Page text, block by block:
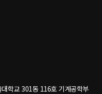
학교 301동 116호 기계공학부